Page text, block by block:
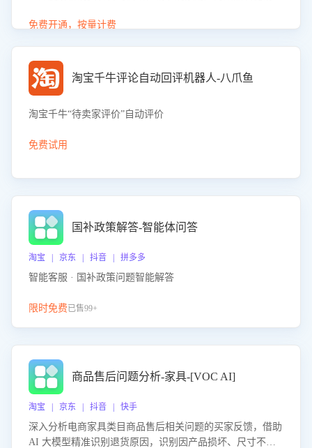
销诉求，帮助企业制定个性化赠品组合策略，优化资源投放
免费开通，按量计费
淘宝千牛评论自动回评机器人-八爪鱼
淘宝千牛“待卖家评价”自动评价
免费试用
国补政策解答-智能体问答
淘宝 | 京东 | 抖音 | 拼多多
智能客服 · 国补政策问题智能解答
限时免费已售99+
商品售后问题分析-家具-[VOC AI]
淘宝 | 京东 | 抖音 | 快手
深入分析电商家具类目商品售后相关问题的买家反馈，借助
AI 大模型精准识别退货原因，识别因产品损坏、尺寸不符